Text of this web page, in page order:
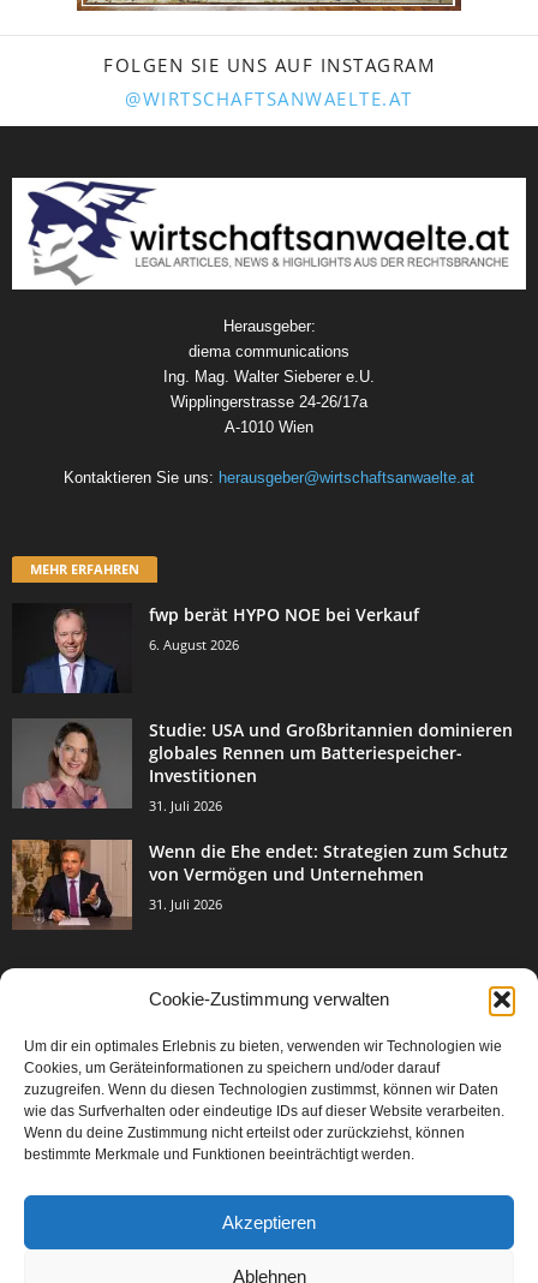
Cookie-Zustimmung verwalten
Um dir ein optimales Erlebnis zu bieten, verwenden wir Technologien wie
Cookies, um Geräteinformationen zu speichern und/oder darauf
zuzugreifen. Wenn du diesen Technologien zustimmst, können wir Daten
wie das Surfverhalten oder eindeutige IDs auf dieser Website verarbeiten.
Wenn du deine Zustimmung nicht erteilst oder zurückziehst, können
bestimmte Merkmale und Funktionen beeinträchtigt werden.
Akzeptieren
Ablehnen
FOLGEN SIE UNS AUF INSTAGRAM
@WIRTSCHAFTSANWAELTE.AT
Herausgeber:
diema communications
Ing. Mag. Walter Sieberer e.U.
Wipplingerstrasse 24-26/17a
A-1010 Wien
Kontaktieren Sie uns: herausgeber@wirtschaftsanwaelte.at
MEHR ERFAHREN
fwp berät HYPO NOE bei Verkauf
6. August 2026
Studie: USA und Großbritannien dominieren
globales Rennen um Batteriespeicher-
Investitionen
31. Juli 2026
Wenn die Ehe endet: Strategien zum Schutz
von Vermögen und Unternehmen
31. Juli 2026
Events & Success 3003
Breaking News 2067
Aktuelles
Featured Article
Karriere 567